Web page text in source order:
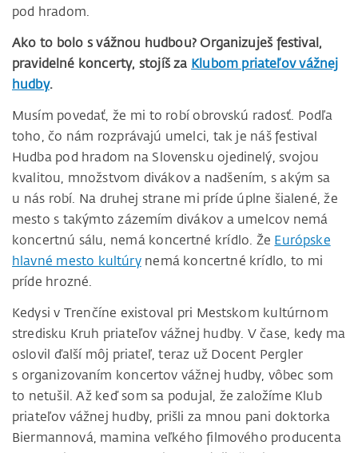
pod hradom.
Ako to bolo s vážnou hudbou? Organizuješ festival,
pravidelné koncerty, stojíš za Klubom priateľov vážnej
hudby.
Musím povedať, že mi to robí obrovskú radosť. Podľa
toho, čo nám rozprávajú umelci, tak je náš festival
Hudba pod hradom na Slovensku ojedinelý, svojou
kvalitou, množstvom divákov a nadšením, s akým sa
u nás robí. Na druhej strane mi príde úplne šialené, že
mesto s takýmto zázemím divákov a umelcov nemá
koncertnú sálu, nemá koncertné krídlo. Že Európske
hlavné mesto kultúrynemá koncertné krídlo, to mi
príde hrozné.
Kedysi v Trenčíne existoval pri Mestskom kultúrnom
stredisku Kruh priateľov vážnej hudby. V čase, kedy ma
oslovil ďalší môj priateľ, teraz už Docent Pergler
s organizovaním koncertov vážnej hudby, vôbec som
to netušil. Až keď som sa podujal, že založíme Klub
priateľov vážnej hudby, prišli za mnou pani doktorka
Biermannová, mamina veľkého filmového producenta